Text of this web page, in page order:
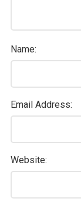
Name:
Email Address:
Website: